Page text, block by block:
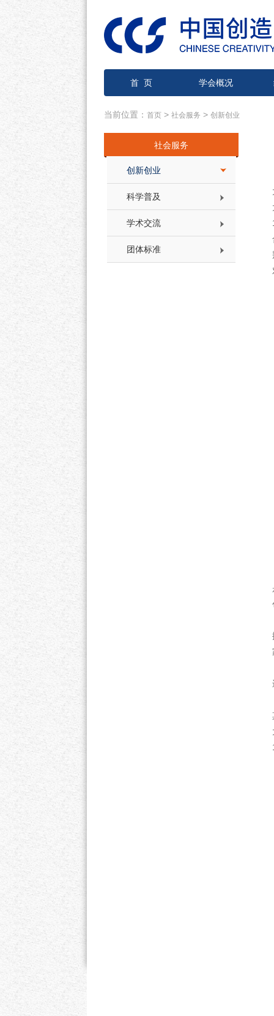
首 页 学会概况
当前位置： 首页 > 社会服务 > 创新创业
社会服务
创新创业
科学普及
学术交流
团体标准